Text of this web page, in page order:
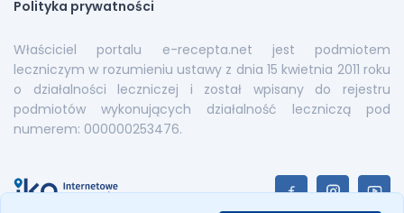
Polityka prywatności
Właściciel portalu e-recepta.net jest podmiotem
leczniczym w rozumieniu ustawy z dnia 15 kwietnia 2011 roku
o działalności leczniczej i został wpisany do rejestru
podmiotów wykonujących działalność leczniczą pod
numerem: 000000253476.